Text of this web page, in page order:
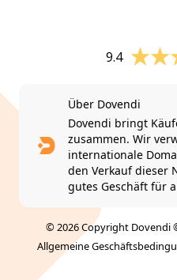
9.4
Über Dovendi
Dovendi bringt
zusammen. Wir
internationale
den Verkauf dieser
gutes Geschäft für
© 2026 Copyright Dovendi
Allgemeine